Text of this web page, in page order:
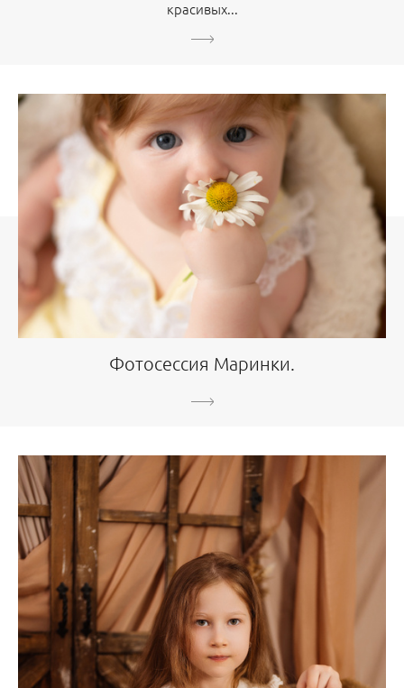
красивых...
Фотосессия Маринки.